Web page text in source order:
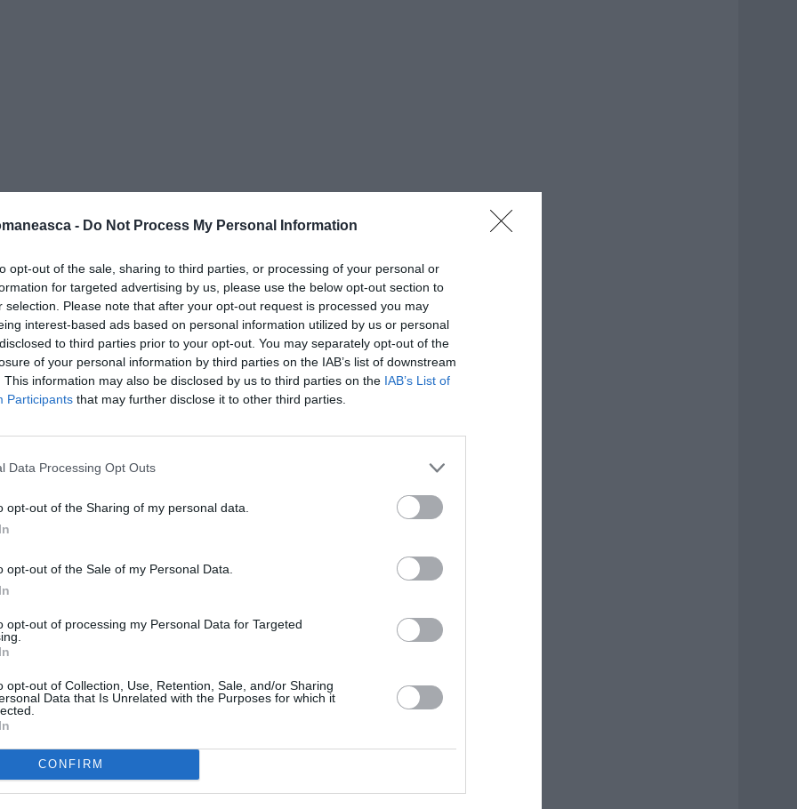
- Do Not Process My Personal Information
opt-out of the sale, sharing to third parties, or processing of your personal or
for targeted advertising by us, please use the below opt-out section to
selection. Please note that after your opt-out request is processed you may
interest-based ads based on personal information utilized by us or personal
to third parties prior to your opt-out. You may separately opt-out of the
of your personal information by third parties on the IAB’s list of downstream
This information may also be disclosed by us to third parties on the IAB’s List of
Participants that may further disclose it to other third parties.
Data Processing Opt Outs
opt-out of the Sharing of my personal data.
opt-out of the Sale of my Personal Data.
opt-out of processing my Personal Data for Targeted
opt-out of Collection, Use, Retention, Sale, and/or Sharing
Data that Is Unrelated with the Purposes for which it
CONFIRM
venisem la Părintele să cer o
o ispită între noi şi eram pe punctul de
în curtea mănăstirii, mă sună şi îmi spune
costa 130 de euro), pentru că el nu
să mă descurc singură.
şi, îndurerată, m-am îndreptat spre chilia
întâmpinat cu multă dragoste şi cuvinte
mea. Fără să apuc să îi spun
nişte bani şi mi-i dă mie: Ia-i, ai
când mă uit, erau fix 130 de euro, exact
posibilitatea să îmi cumpăr singură
din partea Părintelui Justin.
că Dumnezeu mă va ajuta.